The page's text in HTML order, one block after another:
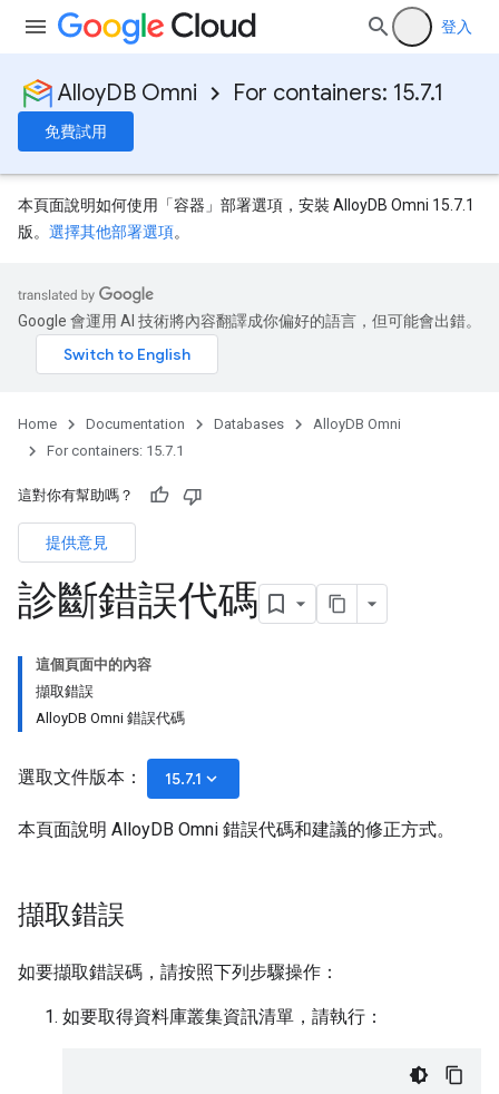
登入
AlloyDB Omni For containers: 15.7.1
免費試用
本頁面說明如何使用「容器」 部署選項，安裝 AlloyDB Omni 15.7.1
版。 選擇其他部署選項。
Google 會運用 AI 技術將內容翻譯成你偏好的語言，但可能會出錯。
Home Documentation Databases
AlloyDB Omni
For containers: 15.7.1
這對你有幫助嗎？
提供意見
診斷錯誤代碼
這個頁面中的內容
擷取錯誤
AlloyDB Omni 錯誤代碼
選取文件版本： 15.7.1 keyboard_arrow_down
本頁面說明 AlloyDB Omni 錯誤代碼和建議的修正方式。
擷取錯誤
如要擷取錯誤碼，請按照下列步驟操作：
如要取得資料庫叢集資訊清單，請執行：